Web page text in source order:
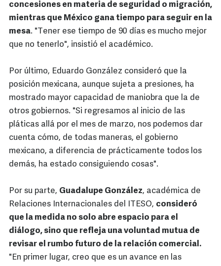
concesiones en materia de seguridad o migración,
mientras que México gana tiempo para seguir en la
mesa. "Tener ese tiempo de 90 días es mucho mejor
que no tenerlo", insistió el académico.
Por último, Eduardo González consideró que la
posición mexicana, aunque sujeta a presiones, ha
mostrado mayor capacidad de maniobra que la de
otros gobiernos. "Si regresamos al inicio de las
pláticas allá por el mes de marzo, nos podemos dar
cuenta cómo, de todas maneras, el gobierno
mexicano, a diferencia de prácticamente todos los
demás, ha estado consiguiendo cosas".
Por su parte, Guadalupe González, académica de
Relaciones Internacionales del ITESO, consideró
que la medida no solo abre espacio para el
diálogo, sino que refleja una voluntad mutua de
revisar el rumbo futuro de la relación comercial.
"En primer lugar, creo que es un avance en las